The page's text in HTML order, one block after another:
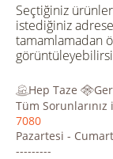
Seçtiğiniz
istediğiniz
tamamlamadan
Hep Taze
Tüm
7080
Pazartesi -
---------